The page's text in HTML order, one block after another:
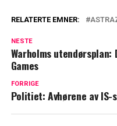
RELATERTE EMNER:
NESTE
Warholms
Games
FORRIGE
Politiet: Avhørene av